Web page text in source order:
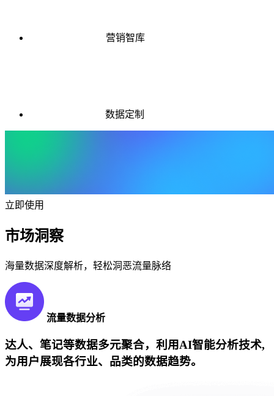
营销智库
数据定制
立即使用
市场洞察
海量数据深度解析，轻松洞恶流量脉络
流量数据分析
达人、笔记等数据多元聚合，利用AI智能分析技术,
为用户展现各行业、品类的数据趋势。